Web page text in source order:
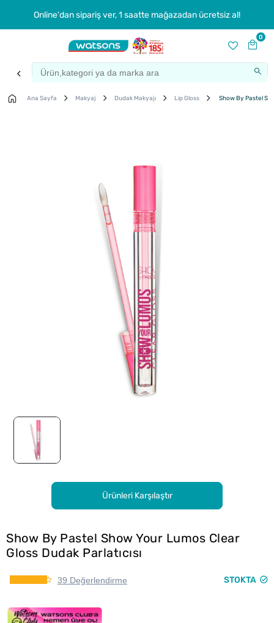
Online'dan sipariş ver, 1 saatte mağazadan ücretsiz al!
0
Ana Sayfa Makyaj Dudak Makyajı Lip Gloss Show By Pastel
Ürünleri Karşılaştır
Show By Pastel Show Your Lumos Clear
Gloss Dudak Parlatıcısı
39 Değerlendirme STOKTA